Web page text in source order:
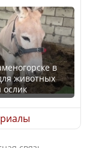
должность
США
объектом
наследия,
под
в
животных
ослик